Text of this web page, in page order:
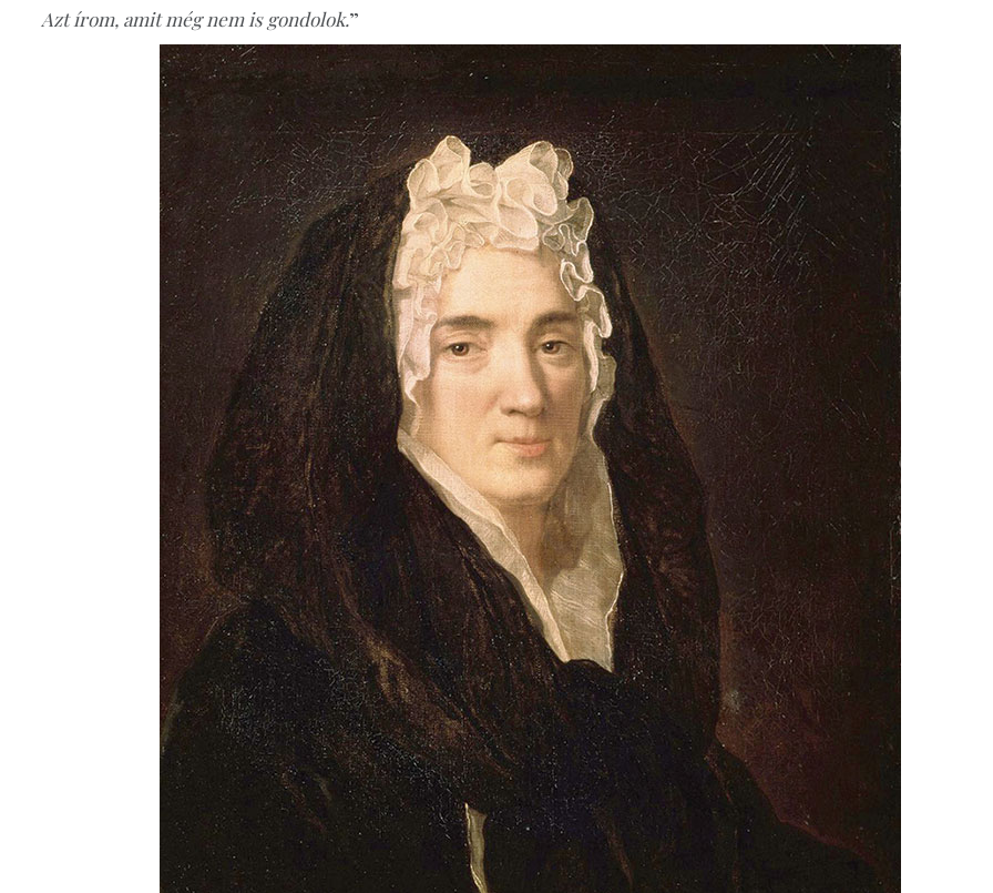
Azt írom, amit még nem is gondolok.”